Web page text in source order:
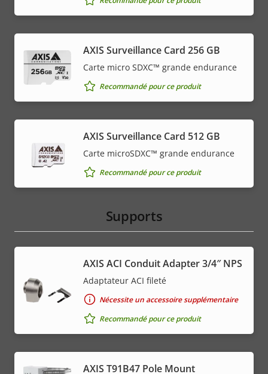
AXIS Surveillance Card 256 GB
Carte micro SDXC™ grande endurance
Recommandé pour ce produit
AXIS Surveillance Card 512 GB
Carte microSDXC™ grande endurance
Recommandé pour ce produit
Supports
AXIS ACI Conduit Adapter 3/4″ NPS
Adaptateur ACI fileté
Nécessite un accessoire supplémentaire
Recommandé pour ce produit
AXIS T91B47 Pole Mount